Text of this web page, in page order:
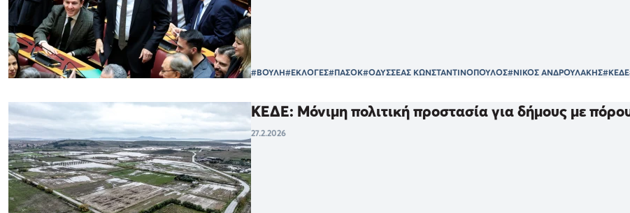
#ΒΟΥΛΗ#ΕΚΛΟΓΕΣ#ΠΑΣΟΚ#ΟΔΥΣΣΕΑΣ ΚΩΝΣΤΑΝΤΙΝΟΠΟΥΛΟΣ#ΝΙΚΟΣ ΑΝΔΡΟΥΛΑΚΗΣ#ΚΕΔΕ
ΚΕΔΕ: Μόνιμη πολιτική προστασία για δήμους με
27.2.2026